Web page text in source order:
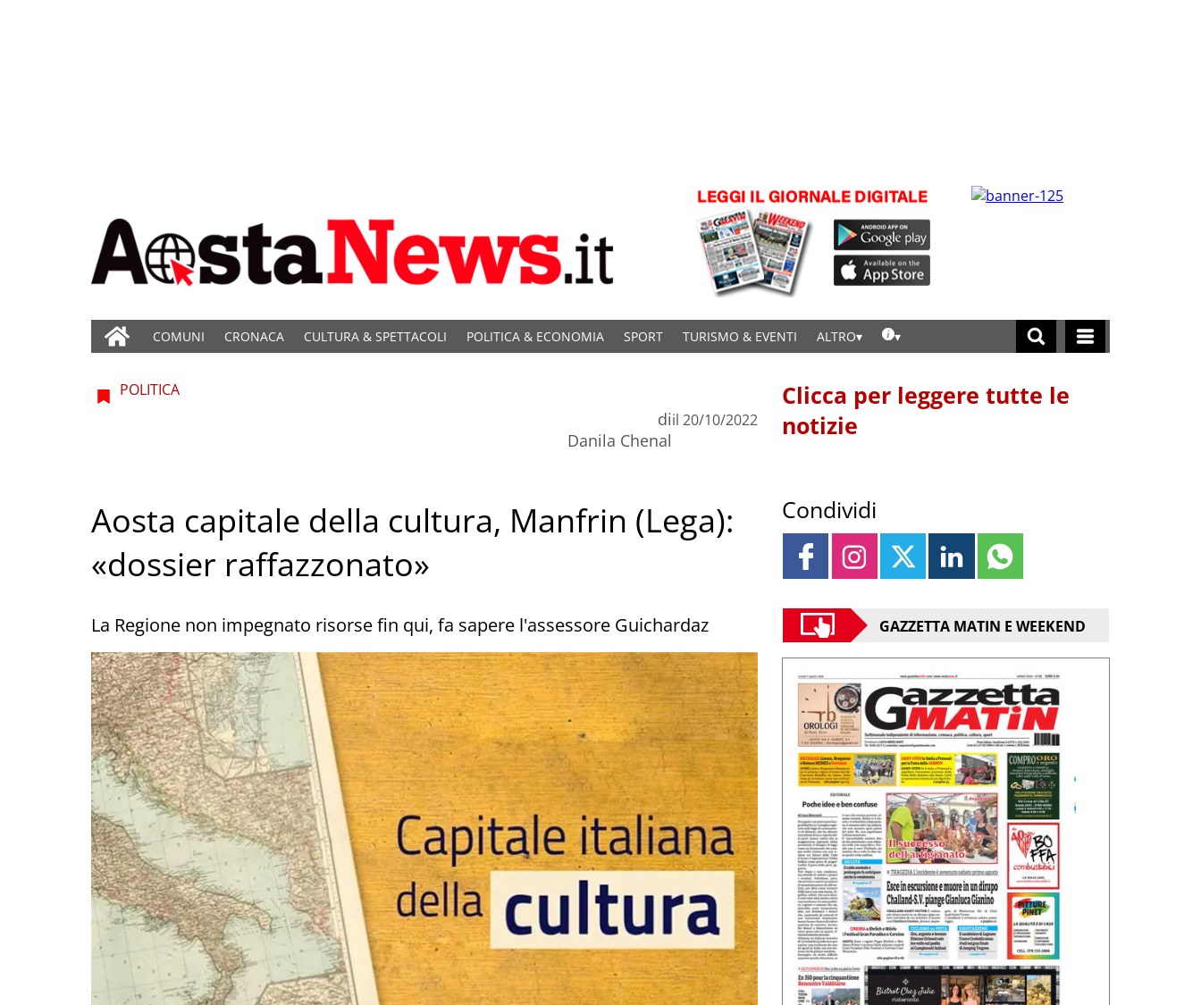
COMUNI CRONACA CULTURA & SPETTACOLI POLITICA & ECONOMIA SPORT TURISMO & EVENTI ALTRO
POLITICA
di
Danila Chenal
il 20/10/2022
Aosta capitale della cultura, Manfrin (Lega):
«dossier raffazzonato»
La Regione non impegnato risorse fin qui, fa sapere l'assessore Guichardaz
Clicca per leggere tutte le
notizie
Condividi
GAZZETTA MATIN E WEEKEND